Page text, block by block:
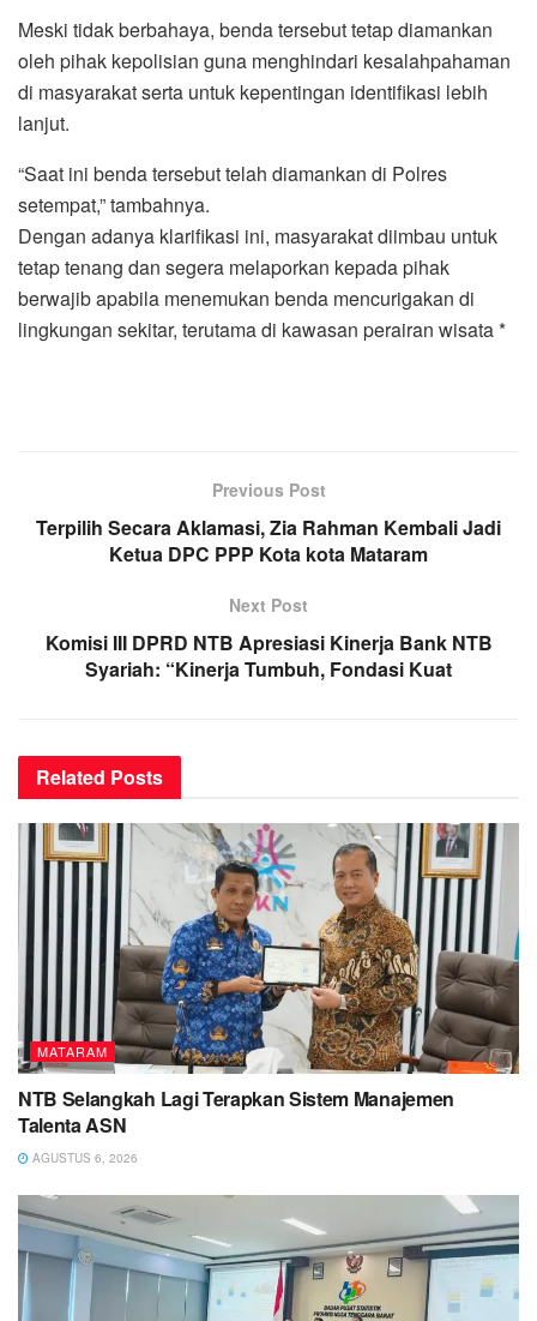
Meski tidak berbahaya, benda tersebut tetap diamankan
oleh pihak kepolisian guna menghindari kesalahpahaman
di masyarakat serta untuk kepentingan identifikasi lebih
lanjut.
“Saat ini benda tersebut telah diamankan di Polres
setempat,” tambahnya.
Dengan adanya klarifikasi ini, masyarakat diimbau untuk
tetap tenang dan segera melaporkan kepada pihak
berwajib apabila menemukan benda mencurigakan di
lingkungan sekitar, terutama di kawasan perairan wisata *
Previous Post
Terpilih Secara Aklamasi, Zia Rahman Kembali Jadi
Ketua DPC PPP Kota kota Mataram
Next Post
Komisi III DPRD NTB Apresiasi Kinerja Bank NTB
Syariah: “Kinerja Tumbuh, Fondasi Kuat
Related Posts
MATARAM
NTB Selangkah Lagi Terapkan Sistem Manajemen
Talenta ASN
AGUSTUS 6, 2026